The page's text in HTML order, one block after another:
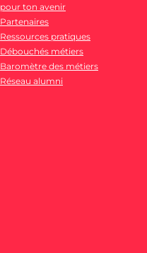
pour ton avenir
Partenaires
Ressources pratiques
Débouchés métiers
Baromètre des métiers
Réseau alumni